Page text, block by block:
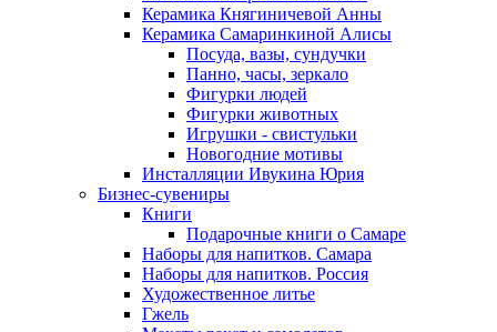
Керамика Княгиничевой Анны
Керамика Самаринкиной Алисы
Посуда, вазы, сундучки
Панно, часы, зеркало
Фигурки людей
Фигурки животных
Игрушки - свистульки
Новогодние мотивы
Инсталляции Ивукина Юрия
Бизнес-сувениры
Книги
Подарочные книги о Самаре
Наборы для напитков. Самара
Наборы для напитков. Россия
Художественное литье
Гжель